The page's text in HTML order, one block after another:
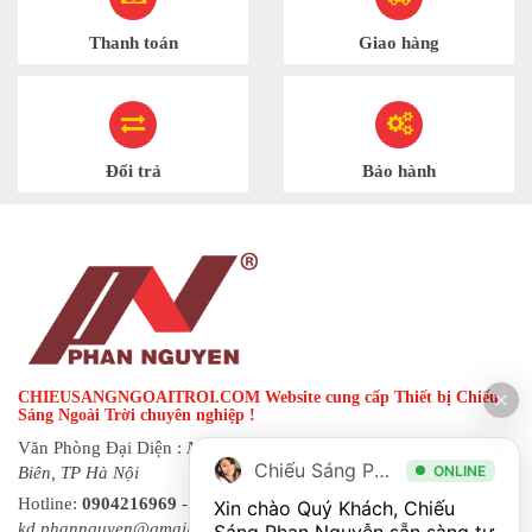
Thanh toán Giao hàng
Đổi trả Bảo hành
CHIEUSANGNGOAITROI.COM Website cung cấp Thiết bị Chiếu
Sáng Ngoài Trời chuyên nghiệp !
Văn Phòng Đại Diện : Ngõ 144 đường Hạ Trại, phường Long
Biên, TP Hà Nội
Hotline: 0904216969 - Fax:0243 873 8822| Email:
kd.phannguyen@gmail.com
Chiếu Sáng Phan Nguyễn ONLINE
Xin chào Quý Khách, Chiếu